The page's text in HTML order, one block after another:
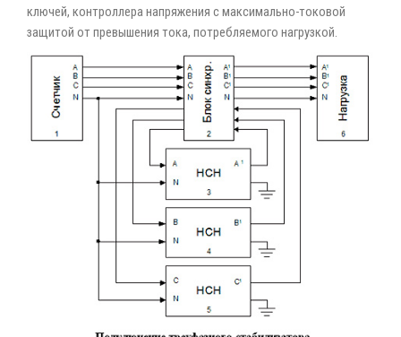
ключей, контроллера напряжения с максимально-токовой
защитой от превышения тока, потребляемого нагрузкой.